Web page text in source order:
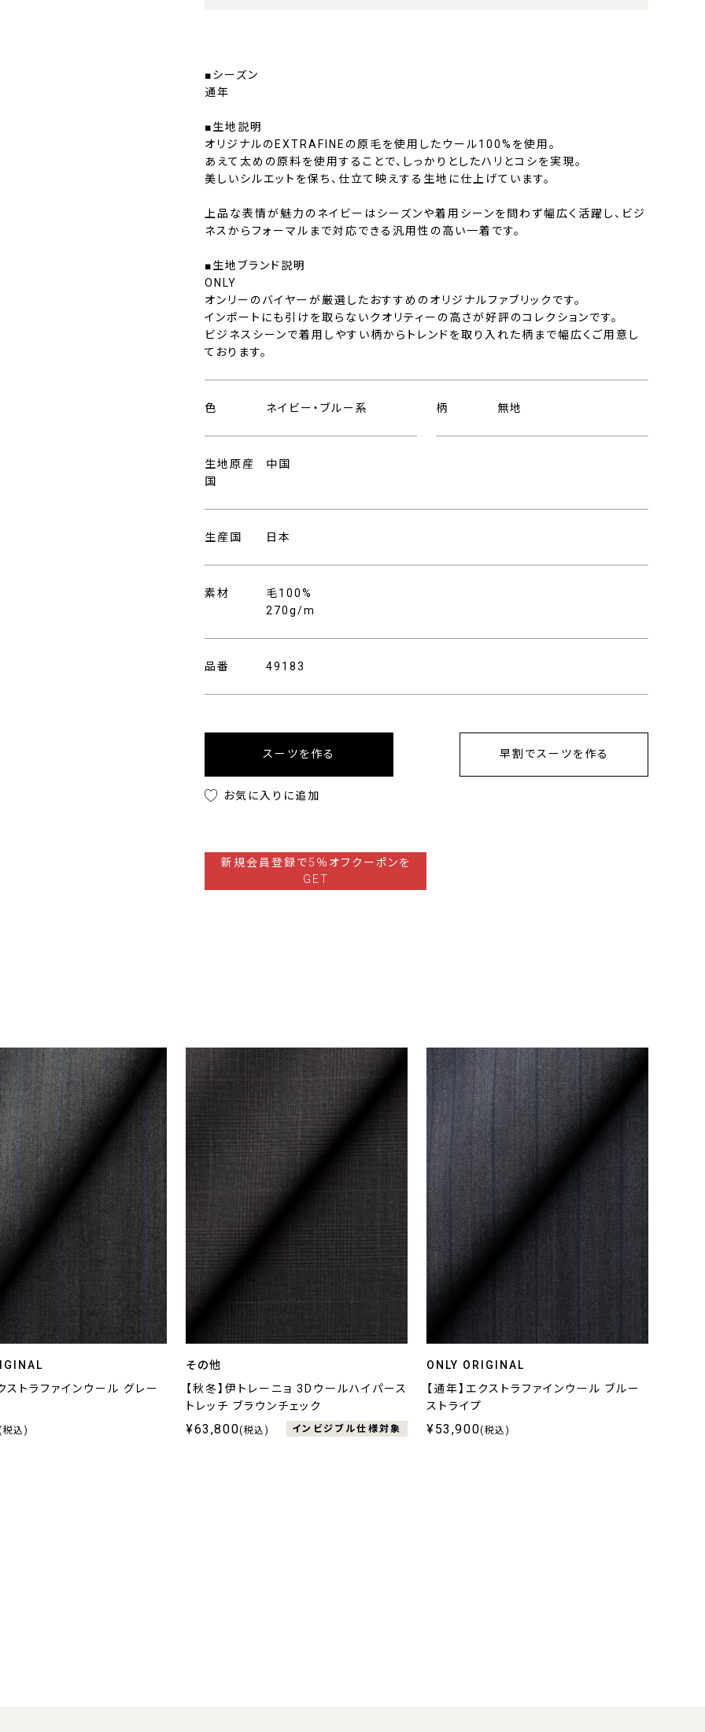
■シーズン
通年
■生地説明
オリジナルのEXTRAFINEの原毛を使用したウール100%を使用。
あえて太めの原料を使用することで、しっかりとしたハリとコシを実現。
美しいシルエットを保ち、仕立て映えする生地に仕上げています。
上品な表情が魅力のネイビーはシーズンや着用シーンを問わず幅広く活躍し、ビジ
ネスからフォーマルまで対応できる汎用性の高い一着です。
■生地ブランド説明
ONLY
オンリーのバイヤーが厳選したおすすめのオリジナルファブリックです。
インポートにも引けを取らないクオリティーの高さが好評のコレクションです。
ビジネスシーンで着用しやすい柄からトレンドを取り入れた柄まで幅広くご用意し
ております。
色 ネイビー・ブルー系 柄 無地
生地原産
国
中国
生産国 日本
素材
毛100%
270g/m
品番 49183
スーツを作る 早割でスーツを作る
お気に入りに追加
新規会員登録で5％オフクーポンを
GET
ストラファインウール グレー
税込)
その他
【秋冬】伊トレーニョ 3Dウールハイパース
トレッチ ブラウンチェック
¥63,800(税込) インビジブル仕様対象
ONLY ORIGINAL
【通年】エクストラファインウール ブルー
ストライプ
¥53,900(税込)